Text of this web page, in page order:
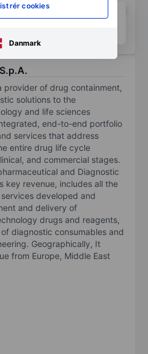
cookies
Danmark
XXXXXXX
til flere diagrammer
provider of drug containment,
solutions to the
and life sciences
end-to-end portfolio
services that address
entire drug life cycle
and commercial stages.
and Diagnostic
key revenue, includes all the
developed and
and delivery of
drugs and reagents,
diagnostic consumables and
Geographically, It
from Europe, Middle East